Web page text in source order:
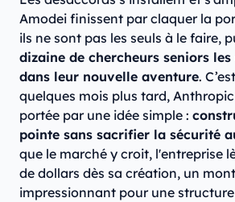
Amodei finissent par claquer la
ils ne sont pas les seuls à le faire,
dizaine de chercheurs seniors
dans leur nouvelle aventure.
quelques mois plus tard,
portée par une idée simple :
pointe sans sacrifier la sécurité
que le marché y croit, l'entreprise
de dollars dès sa création, un
impressionnant pour une